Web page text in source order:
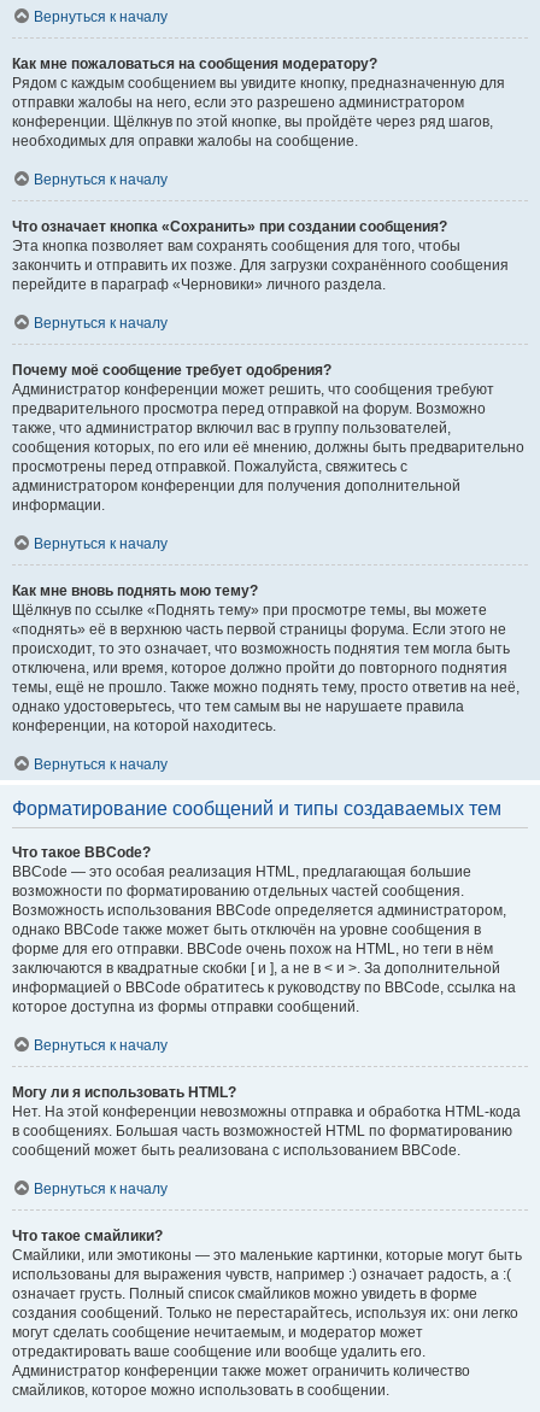
Вернуться к началу
Как мне пожаловаться на сообщения модератору?
Рядом с каждым сообщением вы увидите кнопку, предназначенную для
отправки жалобы на него, если это разрешено администратором
конференции. Щёлкнув по этой кнопке, вы пройдёте через ряд шагов,
необходимых для оправки жалобы на сообщение.
Вернуться к началу
Что означает кнопка «Сохранить» при создании сообщения?
Эта кнопка позволяет вам сохранять сообщения для того, чтобы
закончить и отправить их позже. Для загрузки сохранённого сообщения
перейдите в параграф «Черновики» личного раздела.
Вернуться к началу
Почему моё сообщение требует одобрения?
Администратор конференции может решить, что сообщения требуют
предварительного просмотра перед отправкой на форум. Возможно
также, что администратор включил вас в группу пользователей,
сообщения которых, по его или её мнению, должны быть предварительно
просмотрены перед отправкой. Пожалуйста, свяжитесь с
администратором конференции для получения дополнительной
информации.
Вернуться к началу
Как мне вновь поднять мою тему?
Щёлкнув по ссылке «Поднять тему» при просмотре темы, вы можете
«поднять» её в верхнюю часть первой страницы форума. Если этого не
происходит, то это означает, что возможность поднятия тем могла быть
отключена, или время, которое должно пройти до повторного поднятия
темы, ещё не прошло. Также можно поднять тему, просто ответив на неё,
однако удостоверьтесь, что тем самым вы не нарушаете правила
конференции, на которой находитесь.
Вернуться к началу
Форматирование сообщений и типы создаваемых тем
Что такое BBCode?
BBCode — это особая реализация HTML, предлагающая большие
возможности по форматированию отдельных частей сообщения.
Возможность использования BBCode определяется администратором,
однако BBCode также может быть отключён на уровне сообщения в
форме для его отправки. BBCode очень похож на HTML, но теги в нём
заключаются в квадратные скобки [ и ], а не в < и >. За дополнительной
информацией о BBCode обратитесь к руководству по BBCode, ссылка на
которое доступна из формы отправки сообщений.
Вернуться к началу
Могу ли я использовать HTML?
Нет. На этой конференции невозможны отправка и обработка HTML-кода
в сообщениях. Большая часть возможностей HTML по форматированию
сообщений может быть реализована с использованием BBCode.
Вернуться к началу
Что такое смайлики?
Смайлики, или эмотиконы — это маленькие картинки, которые могут быть
использованы для выражения чувств, например :) означает радость, а :(
означает грусть. Полный список смайликов можно увидеть в форме
создания сообщений. Только не перестарайтесь, используя их: они легко
могут сделать сообщение нечитаемым, и модератор может
отредактировать ваше сообщение или вообще удалить его.
Администратор конференции также может ограничить количество
смайликов, которое можно использовать в сообщении.